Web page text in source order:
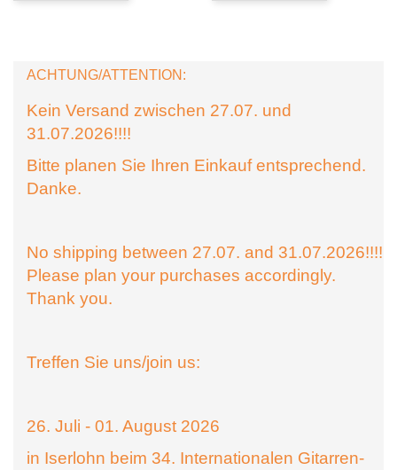
ACHTUNG/ATTENTION:
Kein Versand zwischen 27.07. und
31.07.2026!!!!
Bitte planen Sie Ihren Einkauf entsprechend.
Danke.
No shipping between 27.07. and 31.07.2026!!!!
Please plan your purchases accordingly.
Thank you.
Treffen Sie uns/join us:
26. Juli - 01. August 2026
in Iserlohn beim 34. Internationalen Gitarren-